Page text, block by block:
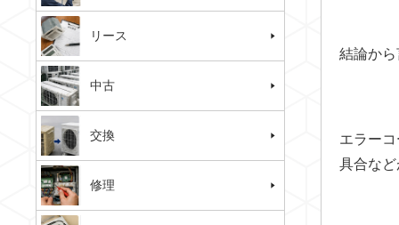
結論か
エラー
具合な
リース
中古
交換
修理